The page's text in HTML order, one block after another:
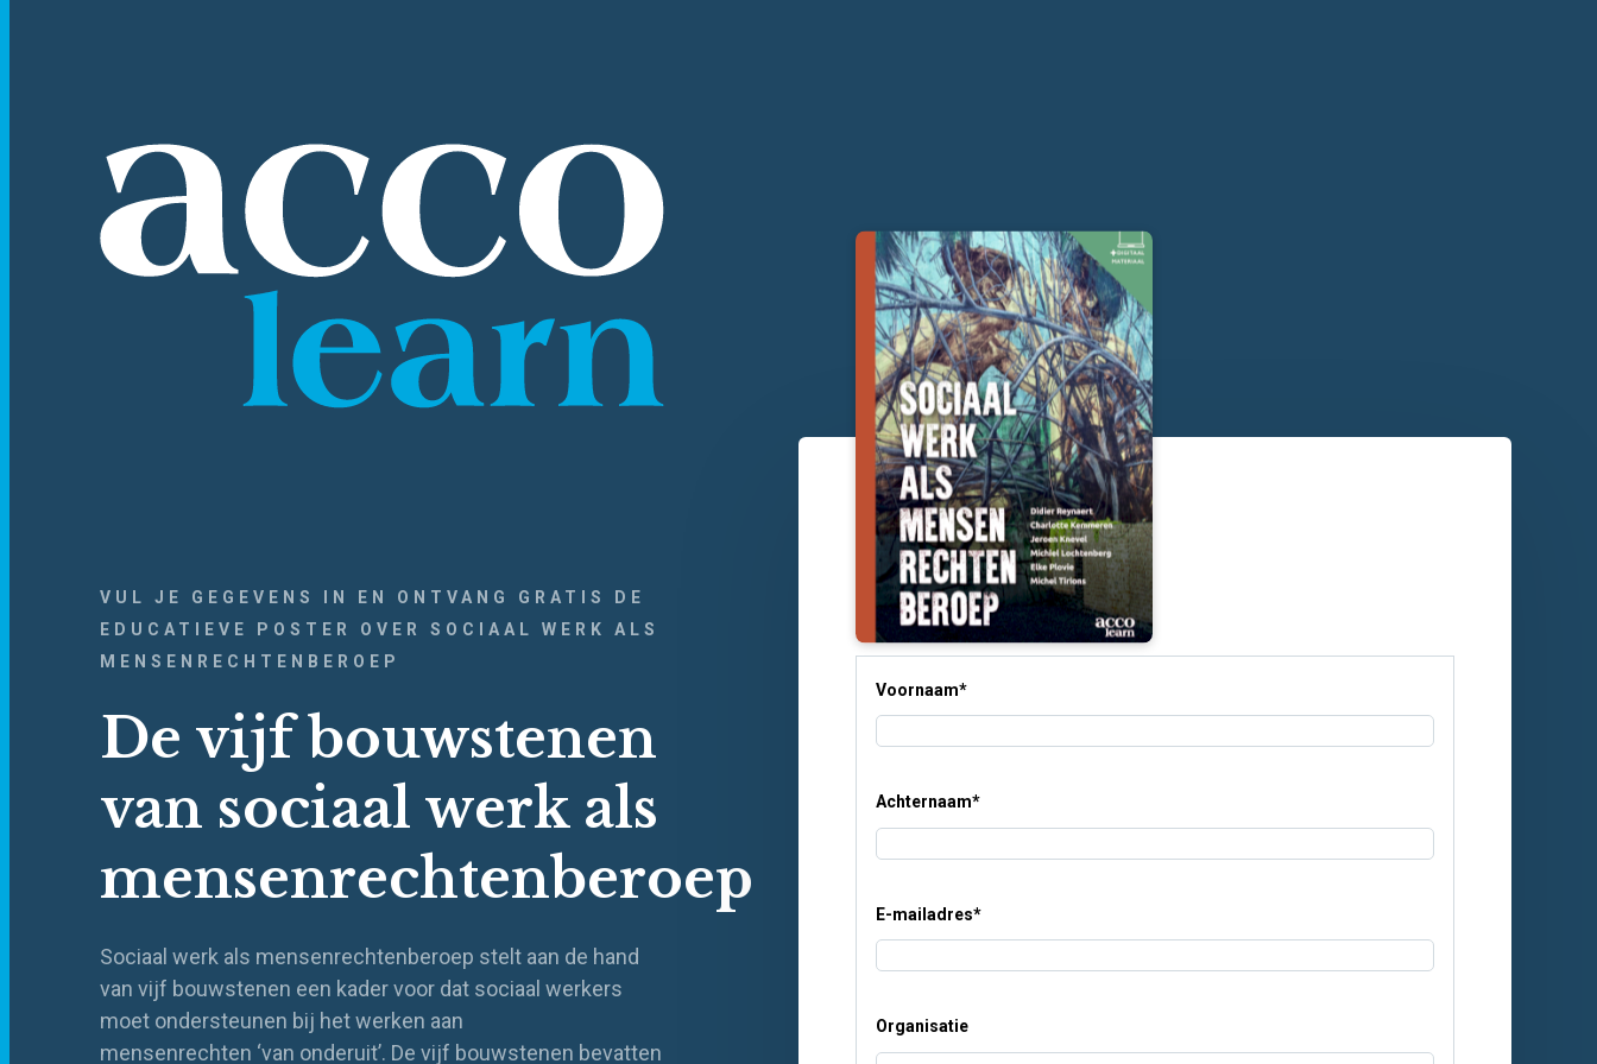
VUL JE GEGEVENS IN EN ONTVANG GRATIS DE
EDUCATIEVE POSTER OVER SOCIAAL WERK ALS
MENSENRECHTENBEROEP
De vijf bouwstenen
van sociaal werk als
mensenrechtenberoep
Sociaal werk als mensenrechtenberoep stelt aan de hand
van vijf bouwstenen een kader voor dat sociaal werkers
moet ondersteunen bij het werken aan
mensenrechten ‘van onderuit’. De vijf bouwstenen bevatten
Voornaam*
Achternaam*
E-mailadres*
Organisatie